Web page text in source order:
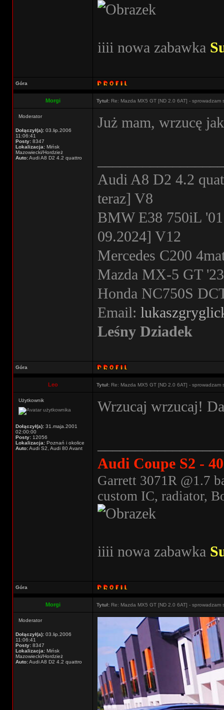
iiii nowa zabawka
Góra
Morgi Tytuł: Re: Mazda MX5 GT [ND 2.0 6AT] - sprowadzam
Moderator
Dołączył(a): 03.lip.2006
11:06:41
Posty: 8347
Lokalizacja: Mińsk
Mazowiecki/Hordzież
Auto:Audi A8 D2 4.2 quattro
Już mam, wrzucę
Audi A8 D2 4.2
teraz] V8
BMW E38 750iL
09.2024] V12
Mercedes C200
Mazda MX-5 GT
Honda NC750S
Email:
Leśny Dziadek
Góra
Leo Tytuł: Re: Mazda MX5 GT [ND 2.0 6AT] - sprowadzam
Użytkownik
Dołączył(a): 31.maja.2001
02:00:00
Posty: 12056
Lokalizacja: Poznań i okolice
Auto:Audi S2, Audi 80 Avant
Wrzucaj wrzucaj!
Audi Coupe S2 -
Garrett 3071R @1.7
custom IC, radiator,
iiii nowa zabawka
Góra
Morgi Tytuł: Re: Mazda MX5 GT [ND 2.0 6AT] - sprowadzam
Moderator
Dołączył(a): 03.lip.2006
11:06:41
Posty: 8347
Lokalizacja: Mińsk
Mazowiecki/Hordzież
Auto:Audi A8 D2 4.2 quattro